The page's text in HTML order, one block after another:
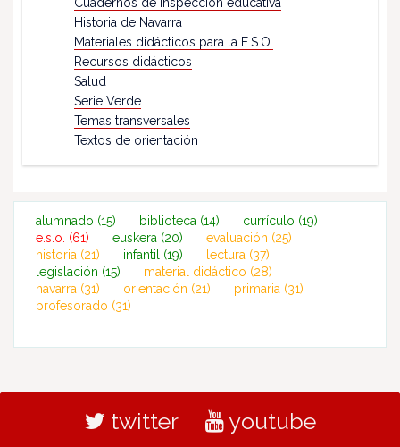
Historia de Navarra
Materiales didácticos para la E.S.O.
Recursos didácticos
Salud
Serie Verde
Temas transversales
Textos de orientación
alumnado (15) biblioteca (14) currículo (19)
e.s.o. (61) euskera (20) evaluación (25)
historia (21) infantil (19) lectura (37)
legislación (15) material didáctico (28)
navarra (31) orientación (21) primaria (31)
profesorado (31)
twitter youtube